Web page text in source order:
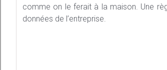
comme on le ferait à la maison. Une
données de l’entreprise.